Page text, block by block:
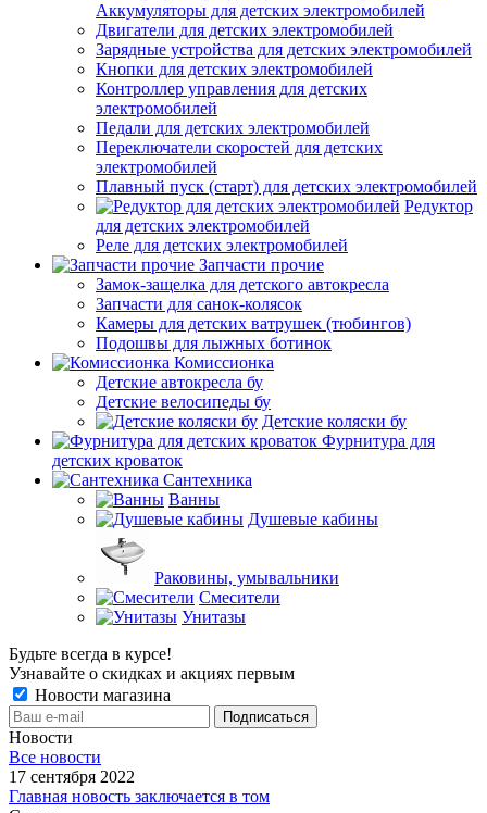
Аккумуляторы для детских электромобилей
Двигатели для детских электромобилей
Зарядные устройства для детских электромобилей
Кнопки для детских электромобилей
Контроллер управления для детских
электромобилей
Педали для детских электромобилей
Переключатели скоростей для детских
электромобилей
Плавный пуск (старт) для детских электромобилей
Редуктор
для детских электромобилей
Реле для детских электромобилей
Запчасти прочие
Замок-защелка для детского автокресла
Запчасти для санок-колясок
Камеры для детских ватрушек (тюбингов)
Подошвы для лыжных ботинок
Комиссионка
Детские автокресла бу
Детские велосипеды бу
Детские коляски бу
Фурнитура для
детских кроваток
Сантехника
Ванны
Душевые кабины
Раковины, умывальники
Смесители
Унитазы
Будьте всегда в курсе!
Узнавайте о скидках и акциях первым
Новости магазина
Новости
Все новости
17 сентября 2022
Главная новость заключается в том